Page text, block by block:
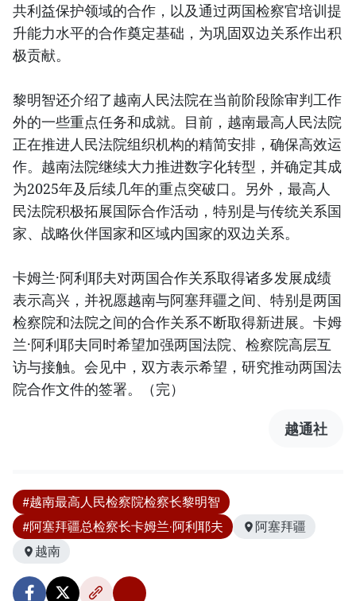
共利益保护领域的合作，以及通过两国检察官培训提
升能力水平的合作奠定基础，为巩固双边关系作出积
极贡献。
黎明智还介绍了越南人民法院在当前阶段除审判工作
外的一些重点任务和成就。目前，越南最高人民法院
正在推进人民法院组织机构的精简安排，确保高效运
作。越南法院继续大力推进数字化转型，并确定其成
为2025年及后续几年的重点突破口。另外，最高人
民法院积极拓展国际合作活动，特别是与传统关系国
家、战略伙伴国家和区域内国家的双边关系。
卡姆兰·阿利耶夫对两国合作关系取得诸多发展成绩
表示高兴，并祝愿越南与阿塞拜疆之间、特别是两国
检察院和法院之间的合作关系不断取得新进展。卡姆
兰·阿利耶夫同时希望加强两国法院、检察院高层互
访与接触。会见中，双方表示希望，研究推动两国法
院合作文件的签署。（完）
越通社
#越南最高人民检察院检察长黎明智
#阿塞拜疆总检察长卡姆兰·阿利耶夫
阿塞拜疆
越南